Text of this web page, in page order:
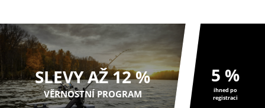
SLEVY AŽ 12 %
VĚRNOSTNÍ PROGRAM
5 %
ihned po
registraci